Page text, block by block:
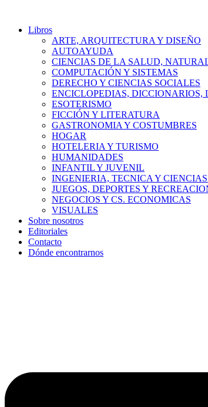
Libros
ARTE, ARQUITECTURA Y DISEÑO
AUTOAYUDA
CIENCIAS DE LA SALUD,
COMPUTACIÓN Y SISTEMAS
DERECHO Y CIENCIAS SOCIALES
ENCICLOPEDIAS, DICCIONARIOS,
ESOTERISMO
FICCIÓN Y LITERATURA
GASTRONOMIA Y COSTUMBRES
HOGAR
HOTELERIA Y TURISMO
HUMANIDADES
INFANTIL Y JUVENIL
INGENIERIA, TECNICA Y
JUEGOS, DEPORTES Y
NEGOCIOS Y CS. ECONOMICAS
VISUALES
Sobre nosotros
Editoriales
Contacto
Dónde encontrarnos